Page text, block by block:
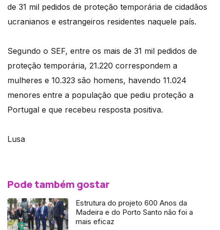
de 31 mil pedidos de proteção temporária de cidadãos
ucranianos e estrangeiros residentes naquele país.
Segundo o SEF, entre os mais de 31 mil pedidos de
proteção temporária, 21.220 correspondem a
mulheres e 10.323 são homens, havendo 11.024
menores entre a população que pediu proteção a
Portugal e que recebeu resposta positiva.
Lusa
Pode também gostar
Estrutura do projeto 600 Anos da
Madeira e do Porto Santo não foi a
mais eficaz